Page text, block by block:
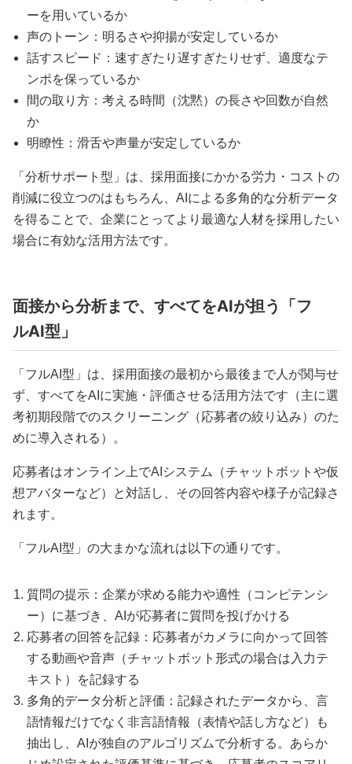
ーを用いているか
声のトーン：明るさや抑揚が安定しているか
話すスピード：速すぎたり遅すぎたりせず、適度なテ
ンポを保っているか
間の取り方：考える時間（沈黙）の長さや回数が自然
か
明瞭性：滑舌や声量が安定しているか
「分析サポート型」は、採用面接にかかる労力・コストの
削減に役立つのはもちろん、AIによる多角的な分析データ
を得ることで、企業にとってより最適な人材を採用したい
場合に有効な活用方法です。
面接から分析まで、すべてをAIが担う「フ
ルAI型」
「フルAI型」は、採用面接の最初から最後まで人が関与せ
ず、すべてをAIに実施・評価させる活用方法です（主に選
考初期段階でのスクリーニング（応募者の絞り込み）のた
めに導入される）。
応募者はオンライン上でAIシステム（チャットボットや仮
想アバターなど）と対話し、その回答内容や様子が記録さ
れます。
「フルAI型」の大まかな流れは以下の通りです。
質問の提示：企業が求める能力や適性（コンピテンシ
ー）に基づき、AIが応募者に質問を投げかける
応募者の回答を記録：応募者がカメラに向かって回答
する動画や音声（チャットボット形式の場合は入力テ
キスト）を記録する
多角的データ分析と評価：記録されたデータから、言
語情報だけでなく非言語情報（表情や話し方など）も
抽出し、AIが独自のアルゴリズムで分析する。あらか